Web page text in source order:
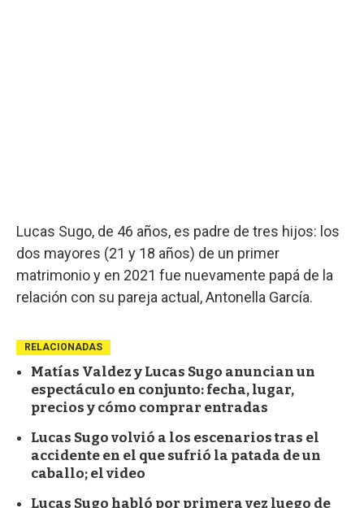
Lucas Sugo, de 46 años, es padre de tres hijos: los
dos mayores (21 y 18 años) de un primer
matrimonio y en 2021 fue nuevamente papá de la
relación con su pareja actual, Antonella García.
RELACIONADAS
Matías Valdez y Lucas Sugo anuncian un
espectáculo en conjunto: fecha, lugar,
precios y cómo comprar entradas
Lucas Sugo volvió a los escenarios tras el
accidente en el que sufrió la patada de un
caballo; el video
Lucas Sugo habló por primera vez luego de